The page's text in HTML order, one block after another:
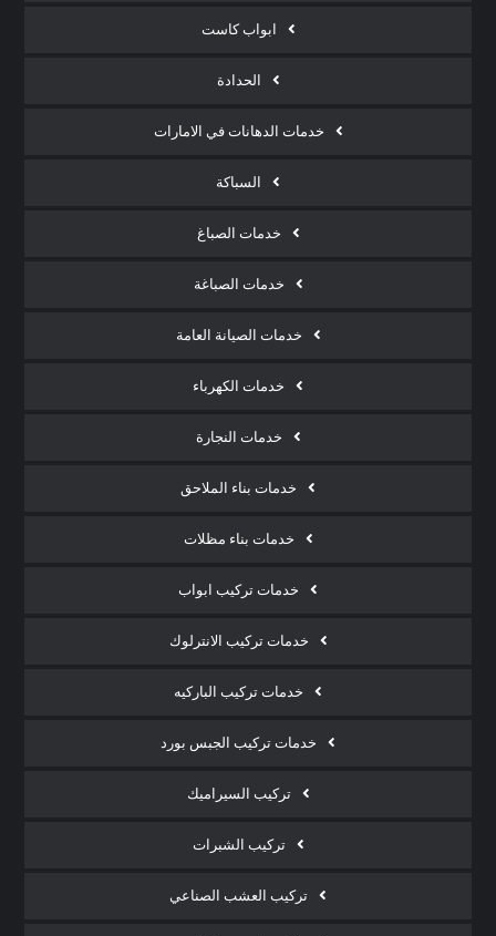
ابواب كاست
الحدادة
خدمات الدهانات في الامارات
السباكة
خدمات الصباغ
خدمات الصباغة
خدمات الصيانة العامة
خدمات الكهرباء
خدمات النجارة
خدمات بناء الملاحق
خدمات بناء مظلات
خدمات تركيب ابواب
خدمات تركيب الانترلوك
خدمات تركيب الباركيه
خدمات تركيب الجبس بورد
تركيب السيراميك
تركيب الشبرات
تركيب العشب الصناعي